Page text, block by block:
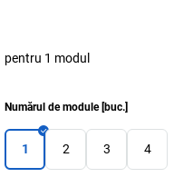
pentru 1 modul
Numărul de module[buc.]
1 2 3 4